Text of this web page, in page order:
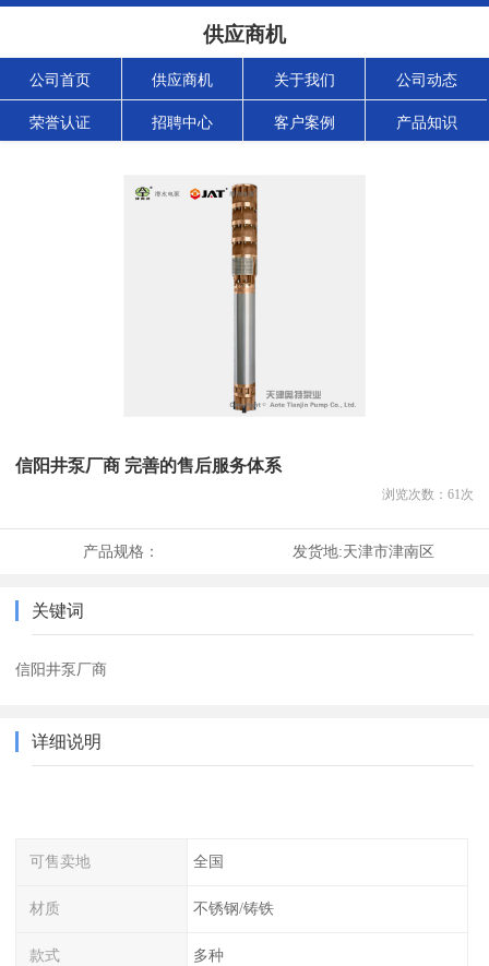
供应商机
公司首页 供应商机 关于我们 公司动态
荣誉认证 招聘中心 客户案例 产品知识
信阳井泵厂商 完善的售后服务体系
浏览次数： 61次
产品规格： 发货地:天津市津南区
关键词
信阳井泵厂商
详细说明
可售卖地 全国
材质 不锈钢/铸铁
款式 多种